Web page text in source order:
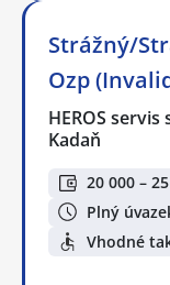
Strážný/
Ozp
HEROS servis
Kadaň
20 000 –
Plný
Vhodné